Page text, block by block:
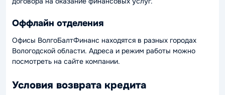
Оффлайн отделения
Офисы ВолгоБалтФинанс находятся в разных городах
Вологодской области. Адреса и режим работы можно
посмотреть на сайте компании.
Условия возврата кредита